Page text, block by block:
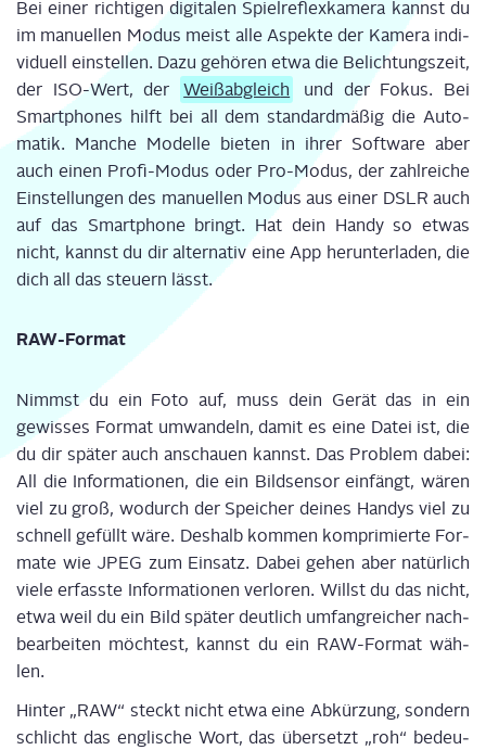
Bei einer rich­ti­gen digi­ta­len Spiel­re­flex­ka­me­ra kannst du
im manu­el­len Modus meist alle Aspek­te der Kame­ra indi­
vi­du­ell ein­stel­len. Dazu gehö­ren etwa die Belich­tungs­zeit,
der ISO-Wert, der
Weiß­ab­gleich
und der Fokus. Bei
Smart­phones hilft bei all dem stan­dard­mä­ßig die Auto­
ma­tik. Man­che Model­le bie­ten in ihrer Soft­ware aber
auch einen Pro­fi-Modus oder Pro-Modus, der zahl­rei­che
Ein­stel­lun­gen des manu­el­len Modus aus einer DSLR auch
auf das Smart­phone bringt. Hat dein Han­dy so etwas
nicht, kannst du dir alter­na­tiv eine App her­un­ter­la­den, die
dich all das steu­ern lässt.
RAW-For­mat
Nimmst du ein Foto auf, muss dein Gerät das in ein
gewis­ses For­mat umwan­deln, damit es eine Datei ist, die
du dir spä­ter auch anschau­en kannst. Das Pro­blem dabei:
All die Infor­ma­tio­nen, die ein Bild­sen­sor ein­fängt, wären
viel zu groß, wodurch der Spei­cher dei­nes Han­dys viel zu
schnell gefüllt wäre. Des­halb kom­men kom­pri­mier­te For­
ma­te wie JPEG zum Ein­satz. Dabei gehen aber natür­lich
vie­le erfass­te Infor­ma­tio­nen ver­lo­ren. Willst du das nicht,
etwa weil du ein Bild spä­ter deut­lich umfang­rei­cher nach­
be­ar­bei­ten möch­test, kannst du ein RAW-For­mat wäh­
len.
Hin­ter „RAW“ steckt nicht etwa eine Abkür­zung, son­dern
schlicht das eng­li­sche Wort, das über­setzt „roh“ bedeu­